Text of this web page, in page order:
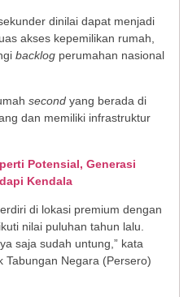
dinilai dapat menjadi
akses kepemilikan rumah,
backlog perumahan nasional
second yang berada di
dan memiliki infrastruktur
Potensial, Generasi
Kendala
di lokasi premium dengan
nilai puluhan tahun lalu.
saja sudah untung,” kata
Tabungan Negara (Persero)